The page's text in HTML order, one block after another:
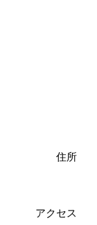
住所
アクセス